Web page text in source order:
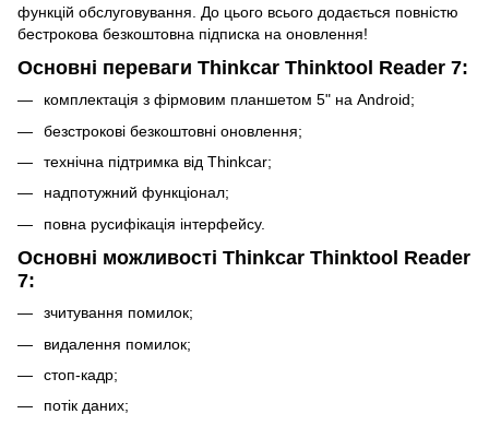
функцій обслуговування. До цього всього додається повністю
бестрокова безкоштовна підписка на оновлення!
Основні переваги Thinkcar Thinktool Reader 7:
комплектація з фірмовим планшетом 5" на Android;
безстрокові безкоштовні оновлення;
технічна підтримка від Thinkcar;
надпотужний функціонал;
повна русифікація інтерфейсу.
Основні можливості Thinkcar Thinktool Reader
7:
зчитування помилок;
видалення помилок;
стоп-кадр;
потік даних;